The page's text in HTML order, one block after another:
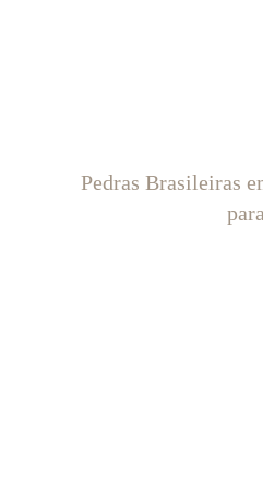
Pedras Brasileiras